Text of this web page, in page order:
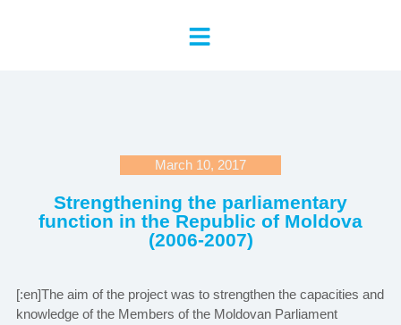
March 10, 2017
Strengthening the parliamentary
function in the Republic of Moldova
(2006-2007)
[:en]The aim of the project was to strengthen the capacities and
knowledge of the Members of the Moldovan Parliament